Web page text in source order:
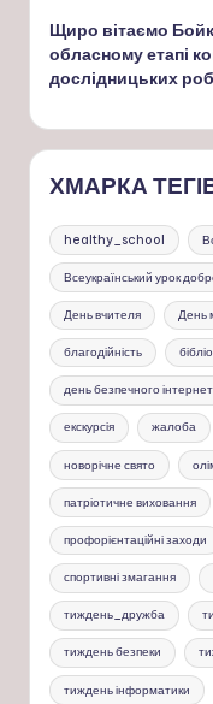
Щиро вітаємо
обласному етапі
дослідницьких
ХМАРКА
healthy_school
Всеукраїнський урок
День вчителя День
благодійність
день безпечного
екскурсія жалоба
новорічне свято
патріотичне виховання
профорієнтаційні заходи
спортивні змагання
тиждень_дружба
тиждень безпеки
тиждень інформатики